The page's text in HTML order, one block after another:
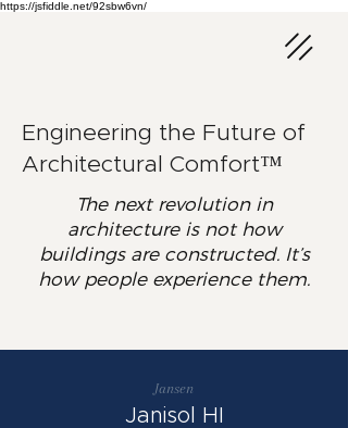
https://jsfiddle.net/92sbw6vn/
Engineering the Future of
Architectural Comfort™
The next revolution in
architecture is not how
buildings are constructed. It’s
how people experience them.
Jansen
Janisol HI